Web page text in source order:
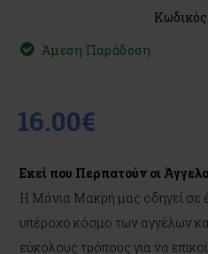
Άμεση Παράδοση
16.00€
Εκεί που Περπατούν οι
Η Mάνια Mακρή μας οδηγεί σε
υπέροχο κόσμο των αγγέλων
εύκολους τρόπους για να